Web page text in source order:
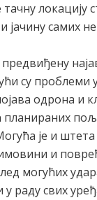
локацију
јачину самих
су проблеми
одрона и
планираних
је и
и
могућих
раду свих